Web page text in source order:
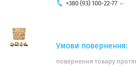
+380 (93) 100-22-77
повернення товару